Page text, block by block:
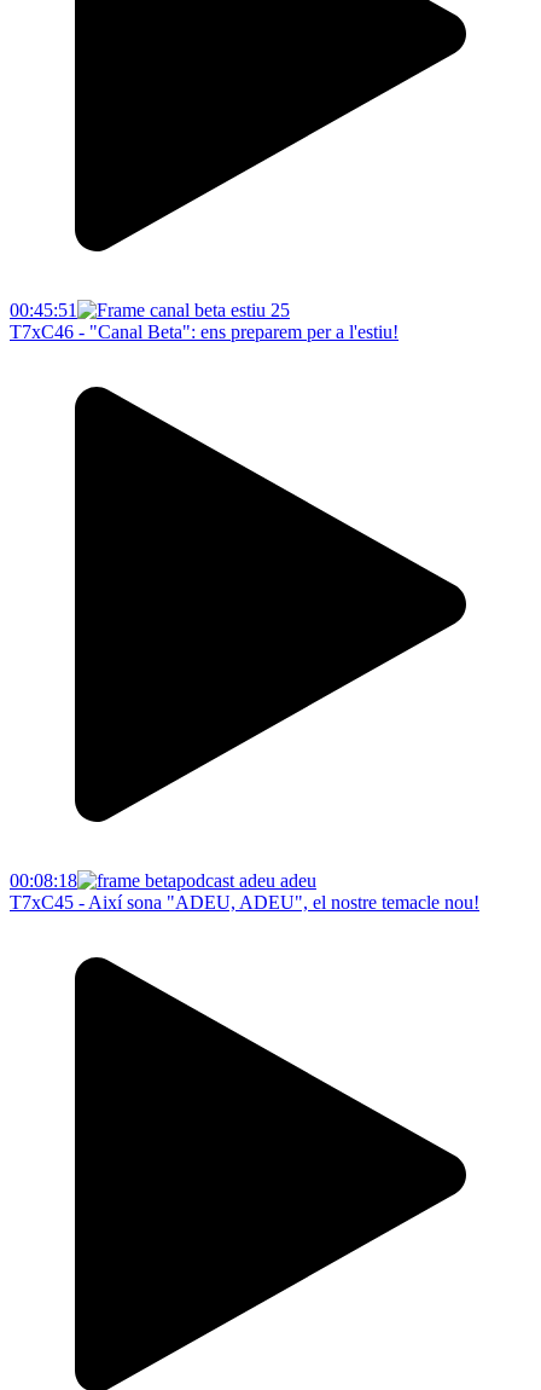
00:45:51
T7xC46 - "Canal Beta": ens preparem per a l'estiu!
00:08:18
T7xC45 - Així sona "ADEU, ADEU", el nostre temacle nou!